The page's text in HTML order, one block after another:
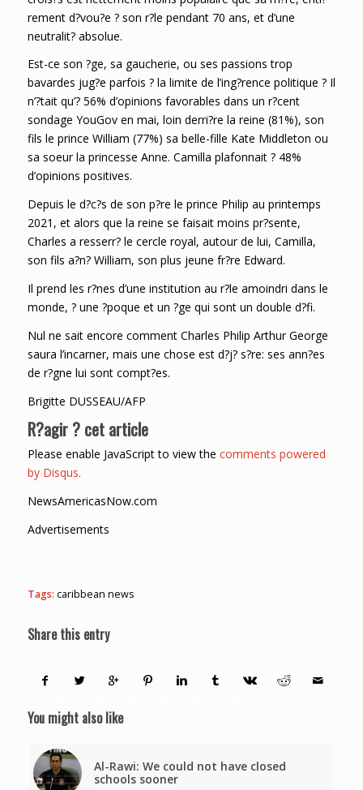
rement d?vou?e ? son r?le pendant 70 ans, et d’une
neutralit? absolue.
Est-ce son ?ge, sa gaucherie, ou ses passions trop
bavardes jug?e parfois ? la limite de l’ing?rence politique ? Il
n’?tait qu’? 56% d’opinions favorables dans un r?cent
sondage YouGov en mai, loin derri?re la reine (81%), son
fils le prince William (77%) sa belle-fille Kate Middleton ou
sa soeur la princesse Anne. Camilla plafonnait ? 48%
d’opinions positives.
Depuis le d?c?s de son p?re le prince Philip au printemps
2021, et alors que la reine se faisait moins pr?sente,
Charles a resserr? le cercle royal, autour de lui, Camilla,
son fils a?n? William, son plus jeune fr?re Edward.
Il prend les r?nes d’une institution au r?le amoindri dans le
monde, ? une ?poque et un ?ge qui sont un double d?fi.
Nul ne sait encore comment Charles Philip Arthur George
saura l’incarner, mais une chose est d?j? s?re: ses ann?es
de r?gne lui sont compt?es.
Brigitte DUSSEAU/AFP
R?agir ? cet article
Please enable JavaScript to view the comments powered
by Disqus.
NewsAmericasNow.com
Advertisements
Tags: caribbean news
Share this entry
You might also like
Al-Rawi: We could not have closed
schools sooner